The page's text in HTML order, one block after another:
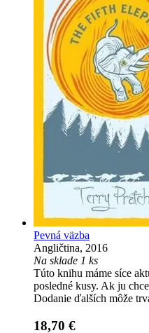
Pevná väzba
Angličtina, 2016
Na sklade 1 ks
Túto knihu máme síce
posledné kusy. Ak ju
Dodanie ďalších môže
18,70 €